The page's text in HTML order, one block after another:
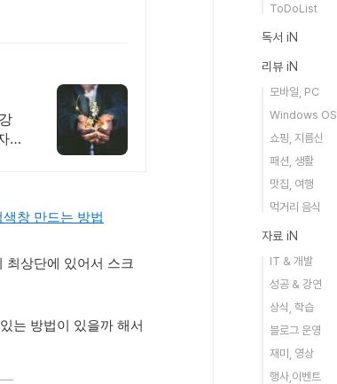
창 만드는 방법
최상단에 있어서 스크
는 방법이 있을까 해서
ToDoList
독서 iN
리뷰 iN
모바일, PC
Windows OS
쇼핑, 지름신
패션, 생활
맛집, 여행
먹거리 음식
자료 iN
IT & 개발
성공 & 강연
상식, 학습
블로그 운영
재미, 영상
행사,이벤트